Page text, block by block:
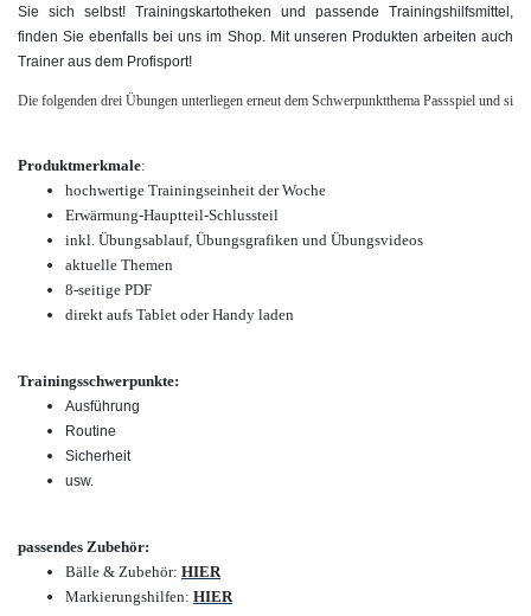
Sie sich selbst! Trainingskartotheken und passende Trainingshilfsmittel,
finden Sie ebenfalls bei uns im Shop. Mit unseren Produkten arbeiten auch
Trainer aus dem Profisport!
Die folgenden drei Übungen unterliegen erneut dem Schwerpunktthema Passspiel und
Produktmerkmale:
hochwertige Trainingseinheit der Woche
Erwärmung-Hauptteil-Schlussteil
inkl. Übungsablauf, Übungsgrafiken und Übungsvideos
aktuelle Themen
8-seitige PDF
direkt aufs Tablet oder Handy laden
Trainingsschwerpunkte:
Ausführung
Routine
Sicherheit
usw.
passendes Zubehör:
Bälle & Zubehör: HIER
Markierungshilfen: HIER